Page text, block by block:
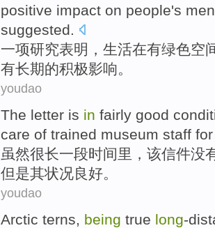
positive impact on people's
suggested.
一项研究表明 ， 生活在有绿色空
有长期的积极影响。
youdao
The letter is in fairly good
care of trained museum staff
虽然很长一段时间里 ， 该信件没
但是其状况良好。
youdao
Arctic terns being true long-